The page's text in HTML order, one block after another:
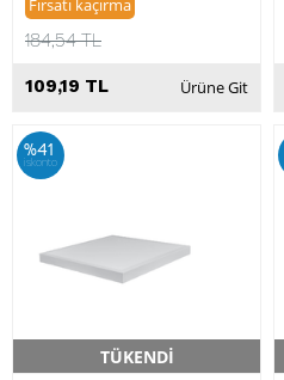
Fırsatı kaçırma
184,54 TL
109,19 TL Ürüne Git
%41
iskonto
TÜKENDİ
Hızlı Teslimat